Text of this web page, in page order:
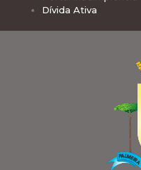
Dívida Ativa